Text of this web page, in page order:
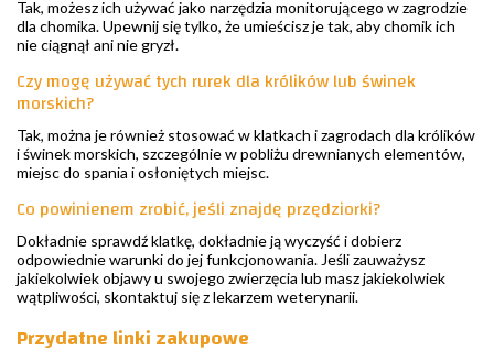
Tak, możesz ich używać jako narzędzia monitorującego w zagrodzie
dla chomika. Upewnij się tylko, że umieścisz je tak, aby chomik ich
nie ciągnął ani nie gryzł.
Czy mogę używać tych rurek dla królików lub świnek
morskich?
Tak, można je również stosować w klatkach i zagrodach dla królików
i świnek morskich, szczególnie w pobliżu drewnianych elementów,
miejsc do spania i osłoniętych miejsc.
Co powinienem zrobić, jeśli znajdę przędziorki?
Dokładnie sprawdź klatkę, dokładnie ją wyczyść i dobierz
odpowiednie warunki do jej funkcjonowania. Jeśli zauważysz
jakiekolwiek objawy u swojego zwierzęcia lub masz jakiekolwiek
wątpliwości, skontaktuj się z lekarzem weterynarii.
Przydatne linki zakupowe